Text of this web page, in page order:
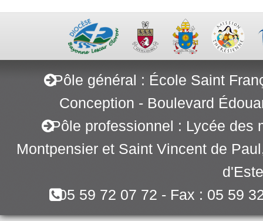
Pôle général : École Saint
Conception - Boulevard
Pôle professionnel : Lycée des
Montpensier et Saint Vincent de
05 59 72 07 72 - Fax : 05 59